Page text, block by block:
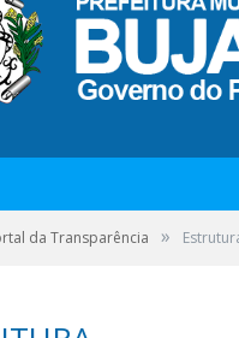
da Transparência »